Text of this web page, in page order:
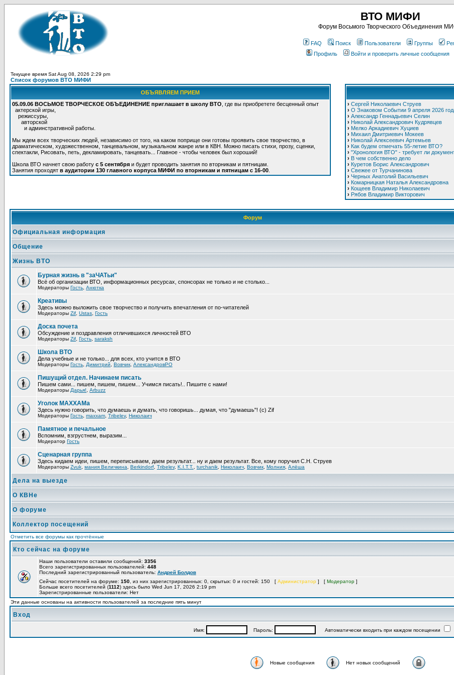
ВТО МИФИ
Форум Восьмого Творческого Объединения
FAQ Поиск Пользователи Группы
Профиль
Войти и проверить личные сообщения
Текущее время Sat Aug 08, 2026 2:29 pm
Список форумов ВТО МИФИ
ОБЪЯВЛЯЕМ ПРИЕМ
05.09.06 ВОСЬМОЕ ТВОРЧЕСКОЕ ОБЪЕДИНЕНИЕ приглашает в школу ВТО , где вы приобретете бесценный опыт
актерской игры,
режиссуры,
авторской
и админстративной работы.
Мы ждем всех творческих людей, независимо от того, на каком поприще они готовы проявить свое творчество, в
драматическом, художественном, танцевальном, музыкальном жанре или в КВН. Можно писать стихи, прозу, сценки,
спектакли, Рисовать, петь, декламировать, танцевать... Главное - чтобы человек был хороший!
Школа ВТО начнет свою работу с 5 сентября и будет проводить занятия по вторникам и пятницам.
Занятия проходят в аудитории 130 главного корпуса МИФИ по вторникам и пятницам с 16-00
› Сергей Николаевич Струев
› О Знаковом Событии 9 апреля 2026
› Александр Геннадьевич Селин
› Николай Александрович Кудрявцев
› Мелко Аркадиевич Хуциев
› Михаил Дмитриевич Мокеев
› Николай Алексеевич Артемьев
› Как будем отмечать 55-летие ВТО?
› "Хронология ВТО" - требует ли
› В чем собственно дело
› Куретов Борис Александрович
› Свежее от Турчанинова
› Черных Анатолий Васильевич
› Комарницкая Наталья Александровна
› Кощеев Владимир Николаевич
› Рябов Владимир Викторович
Форум
Официальная информация
Общение
Жизнь ВТО
Бурная жизнь в "заЧАТьи"
Всё об организации ВТО, информационных ресурсах, спонсорах не только и не столько...
Модераторы Гость Анютка
Креативы
Здесь можно выложить свое творчество и получить впечатления от по-читателей
Модераторы Zif Ustas Гость
Доска почета
Обсуждение и поздравления отличившихся личностей ВТО
Модераторы Zif Гость saraksh
Школа ВТО
Дела учебные и не только... для всех, кто учится в ВТО
Модераторы Гость Димитрий Вовчик АлександровРО
Пишущий отдел. Начинаем писать
Пишем сами... пишем, пишем, пишем... Учимся писать!.. Пишите с нами!
Модераторы Дарья! Arbuzz
Уголок МАХХАМa
Здесь нужно говорить, что думаешь и думать, что говоришь... думая, что "думаешь"! (с) Zif
Модераторы Гость maxxam Tribelev, Николаич
Памятное и печальное
Вспомним, взгрустнем, выразим...
Модератор Гость
Сценарная группа
Здесь кидаем идеи, пишем, переписываем, даем результат... ну и даем результат. Все, кому поручил С.Н. Струев
Модераторы Zvuk мания Величкина Berkindorf Tribelev, K.I.T.T. turchanik Николаич Вовчик Молния Алёша
Дела на выезде
О КВНе
О форуме
Коллектор посещений
Отметить все форумы как прочтённые
Кто сейчас на форуме
Наши пользователи оставили сообщений: 3356
Всего зарегистрированных пользователей: 448
Последний зарегистрированный пользователь: Андрей Болдов
Сейчас посетителей на форуме: 150 , из них зарегистрированных: 0, скрытых: 0 и гостей: 150 [ Администратор ] [ Модератор ]
Больше всего посетителей (1112) здесь было Wed Jun 17, 2026 2:19 pm
Зарегистрированные пользователи: Нет
Эти данные основаны на активности пользователей за последние пять минут
Вход
Имя: Пароль: Автоматически входить при каждом посещении
Новые сообщения Нет новых сообщений